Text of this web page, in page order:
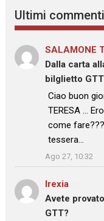
Ultimi commenti
SALAMONE
Dalla carta
bilglietto GTT
: “
Ciao buon
TERESA …
come
tessera…
Ago 27, 10:32
Irexia
Avete
GTT?